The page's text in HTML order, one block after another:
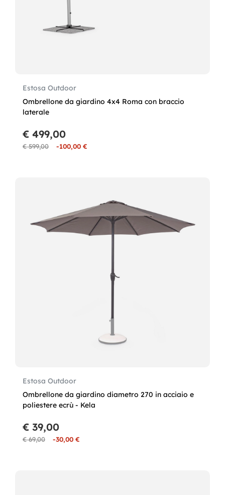
Estosa Outdoor
Ombrellone da giardino 4x4 Roma con braccio
laterale
€ 599,00 -100,00 €
€ 499,00
Estosa Outdoor
Ombrellone da giardino diametro 270 in acciaio e
poliestere ecrù - Kela
€ 69,00 -30,00 €
€ 39,00